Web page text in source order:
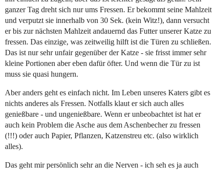
ganzer Tag dreht sich nur ums Fressen. Er bekommt seine Mahlzeit
und verputzt sie innerhalb von 30 Sek. (kein Witz!), dann versucht
er bis zur nächsten Mahlzeit andauernd das Futter unserer Katze zu
fressen. Das einzige, was zeitweilig hilft ist die Türen zu schließen.
Das ist nur sehr unfair gegenüber der Katze - sie frisst immer sehr
kleine Portionen aber eben dafür öfter. Und wenn die Tür zu ist
muss sie quasi hungern.
Aber anders geht es einfach nicht. Im Leben unseres Katers gibt es
nichts anderes als Fressen. Notfalls klaut er sich auch alles
genießbare - und ungenießbare. Wenn er unbeobachtet ist hat er
auch kein Problem die Asche aus dem Aschenbecher zu fressen
(!!!) oder auch Papier, Pflanzen, Katzenstreu etc. (also wirklich
alles).
Das geht mir persönlich sehr an die Nerven - ich seh es ja auch